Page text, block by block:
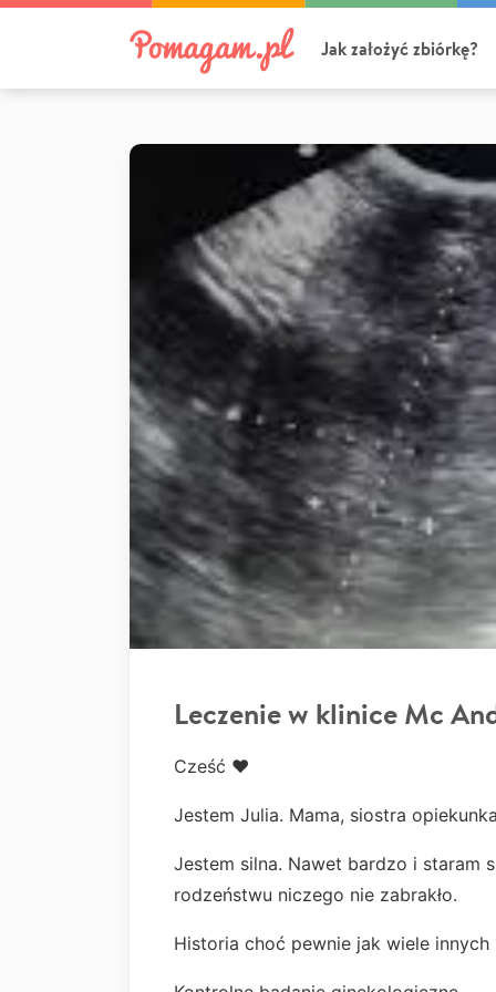
Jak założyć zbiórkę?
Leczenie w klinice Mc
Cześć ❤
Jestem Julia. Mama, siostra
Jestem silna. Nawet bardzo i staram
rodzeństwu niczego nie zabrakło.
Historia choć pewnie jak wiele innych